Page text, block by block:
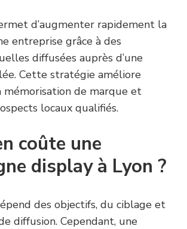
d’augmenter rapidement la
entreprise grâce à des
diffusées auprès d’une
Cette stratégie améliore
de marque et
locaux qualifiés.
coûte une
display à Lyon ?
des objectifs, du ciblage et
diffusion. Cependant, une